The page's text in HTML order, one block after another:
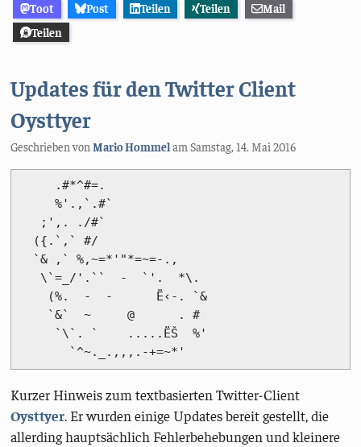
Toot
Post Teilen Teilen
Mail
Teilen
Updates für den Twitter Client
Oysttyer
Geschrieben vonMario HommelamSamstag, 14. Mai 2016
Kurzer Hinweis zum textbasierten Twitter-Client
Oysttyer. Er wurden einige Updates bereit gestellt, die
allerding hauptsächlich Fehlerbehebungen und kleinere